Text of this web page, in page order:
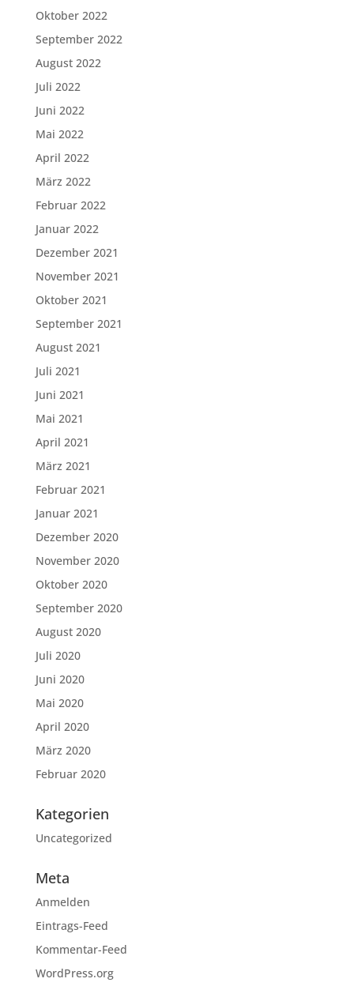
Oktober 2022
September 2022
August 2022
Juli 2022
Juni 2022
Mai 2022
April 2022
März 2022
Februar 2022
Januar 2022
Dezember 2021
November 2021
Oktober 2021
September 2021
August 2021
Juli 2021
Juni 2021
Mai 2021
April 2021
März 2021
Februar 2021
Januar 2021
Dezember 2020
November 2020
Oktober 2020
September 2020
August 2020
Juli 2020
Juni 2020
Mai 2020
April 2020
März 2020
Februar 2020
Kategorien
Uncategorized
Meta
Anmelden
Eintrags-Feed
Kommentar-Feed
WordPress.org